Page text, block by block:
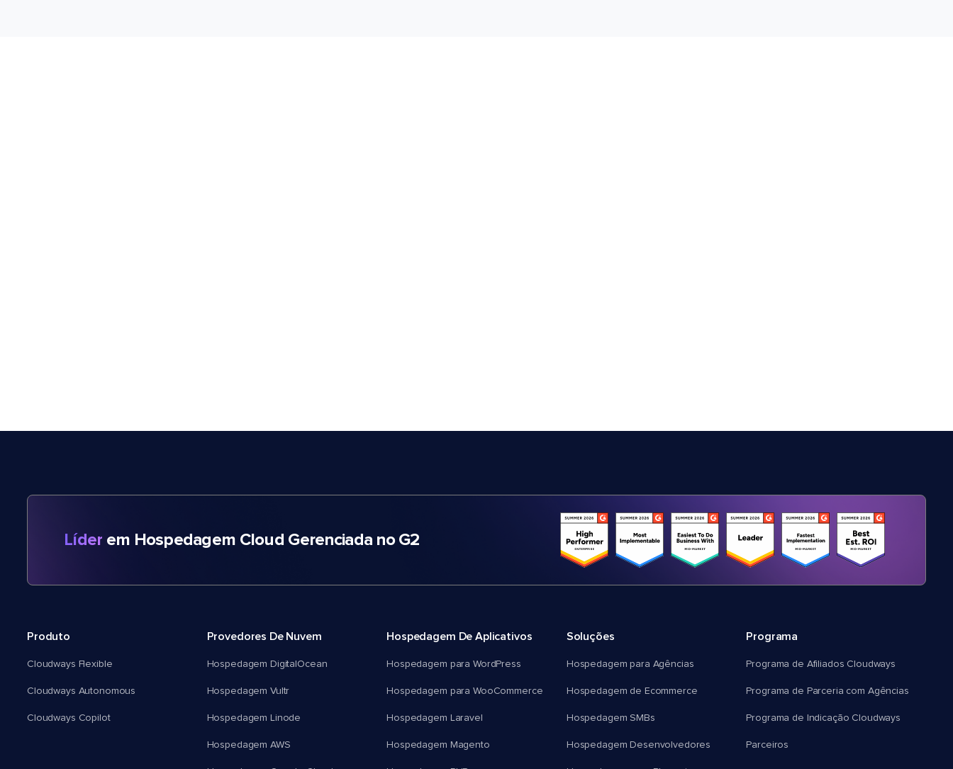
Líder em Hospedagem Cloud Gerenciada no G2
Produto
Cloudways Flexible
Cloudways Autonomous
Cloudways Copilot
Provedores De Nuvem
Hospedagem DigitalOcean
Hospedagem Vultr
Hospedagem Linode
Hospedagem AWS
Hospedagem De Aplicativos
Hospedagem para WordPress
Hospedagem para WooCommerce
Hospedagem Laravel
Hospedagem Magento
Soluções
Hospedagem para Agências
Hospedagem de Ecommerce
Hospedagem SMBs
Hospedagem Desenvolvedores
Programa
Programa de Afiliados Cloudways
Programa de Parceria com Agências
Programa de Indicação Cloudways
Parceiros